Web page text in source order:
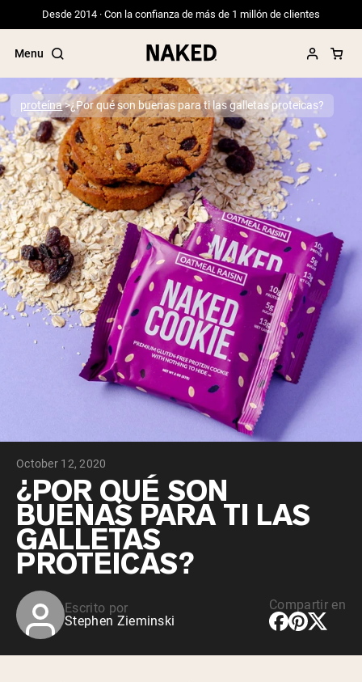
Desde 2014 · Con la confianza de más de 1 millón de clientes
Menu
Términos de Búsqueda Populares
”Protein Powder“
”Overnight Oats“
”Vegan protein“
”Collagen“
”Micellar Casein“
proteína ¿Por qué son buenas para ti las galletas proteicas?
October 12, 2020
¿POR QUÉ SON
BUENAS PARA TI LAS
GALLETAS
PROTEICAS?
Escrito por
Stephen Zieminski
Compartir en